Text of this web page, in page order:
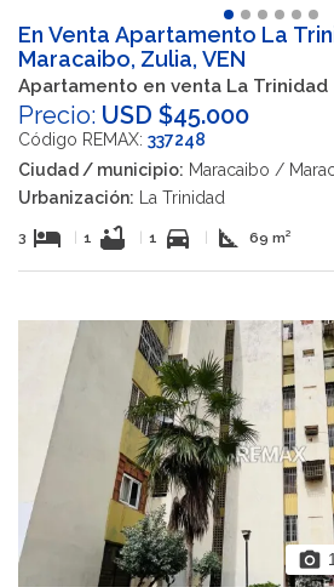
En Venta Apartamento La
Maracaibo, Zulia, VEN
Apartamento en venta La Trinidad
Precio: USD $45.000
Código REMAX: 337248
Ciudad / municipio: Maracaibo /
Urbanización: La Trinidad
3 hotel 1 bathtub 1 directions_car square_foot 69 m²
photo_camera